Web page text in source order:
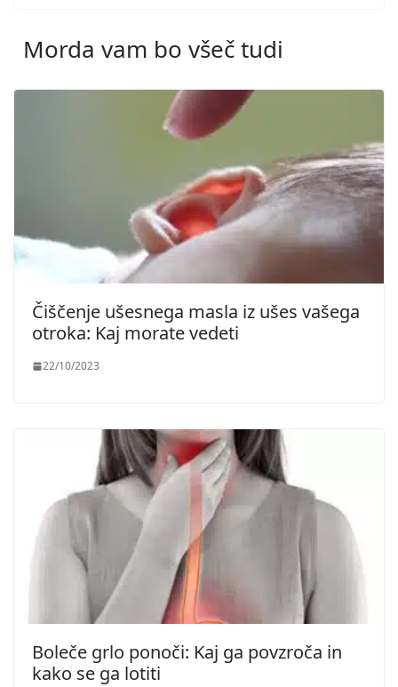
Morda vam bo všeč tudi
Čiščenje ušesnega masla iz ušes vašega
otroka: Kaj morate vedeti
22/10/2023
Boleče grlo ponoči: Kaj ga povzroča in
kako se ga lotiti